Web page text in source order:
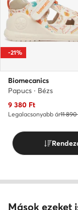
-21%
Biomecanics
Papucs · Bézs
Aktuális ár
9 380 Ft
Legalacsonyabb ár11
Mások ezeket